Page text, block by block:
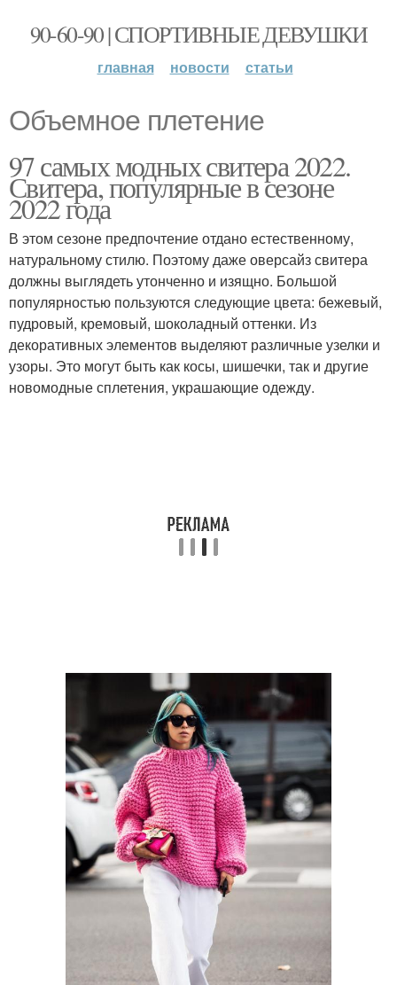
90-60-90 | СПОРТИВНЫЕ ДЕВУШКИ
главная новости статьи
Объемное плетение
97 самых модных свитера 2022.
Свитера, популярные в сезоне
2022 года
В этом сезоне предпочтение отдано естественному,
натуральному стилю. Поэтому даже оверсайз свитера
должны выглядеть утонченно и изящно. Большой
популярностью пользуются следующие цвета: бежевый,
пудровый, кремовый, шоколадный оттенки. Из
декоративных элементов выделяют различные узелки и
узоры. Это могут быть как косы, шишечки, так и другие
новомодные сплетения, украшающие одежду.